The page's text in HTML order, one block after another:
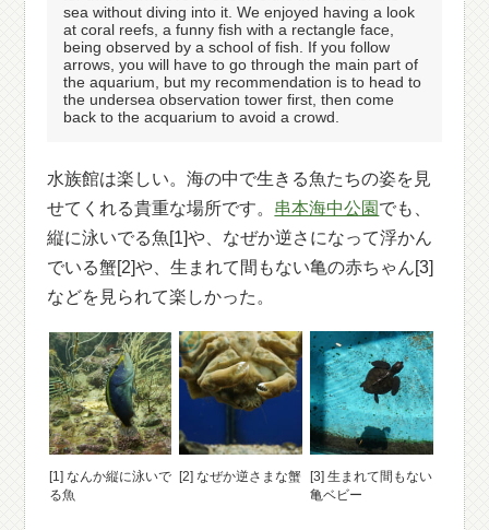
sea without diving into it. We enjoyed having a look
at coral reefs, a funny fish with a rectangle face,
being observed by a school of fish. If you follow
arrows, you will have to go through the main part of
the aquarium, but my recommendation is to head to
the undersea observation tower first, then come
back to the acquarium to avoid a crowd.
水族館は楽しい。海の中で生きる魚たちの姿を見
せてくれる貴重な場所です。 串本海中公園 でも、
縦に泳いでる魚[1]や、なぜか逆さになって浮かん
でいる蟹[2]や、生まれて間もない亀の赤ちゃん[3]
などを見られて楽しかった。
[1] なんか縦に泳いで
る魚
[2] なぜか逆さまな蟹
[3] 生まれて間もない
亀ベビー